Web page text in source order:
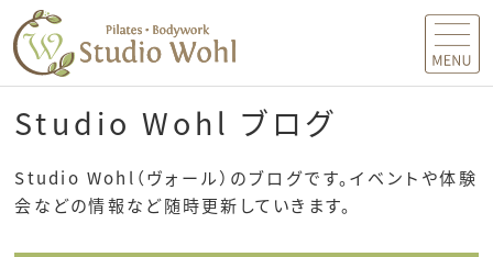
MENU
Studio Wohl ブログ
Studio Wohl（ヴォール）のブログです。イベントや体験
会などの情報など随時更新していきます。